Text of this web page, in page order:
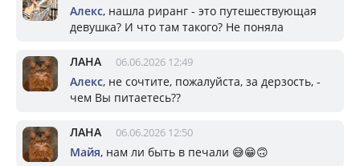
Алекс, нашла риранг - это путешествующая
девушка? И что там такого? Не поняла
ЛАНА 06.06.2026 12:49
Алекс, не сочтите, пожалуйста, за дерзость, -
чем Вы питаетесь??
ЛАНА 06.06.2026 12:50
Майя, нам ли быть в печали 😅😁🙃